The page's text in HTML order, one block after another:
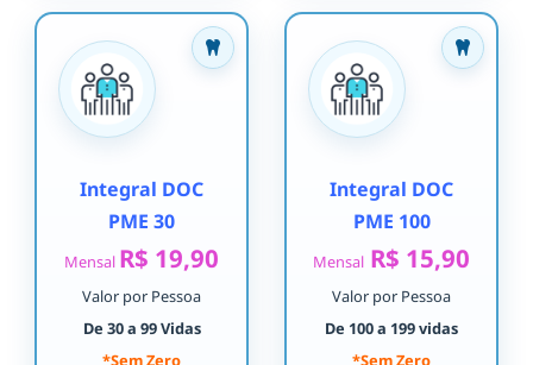
Integral DOC
PME 30
Mensal R$ 19,90
Valor por Pessoa
De 30 a 99 Vidas
*Sem Zero
Integral DOC
PME 100
Mensal R$ 15,90
Valor por Pessoa
De 100 a 199 vidas
*Sem Zero